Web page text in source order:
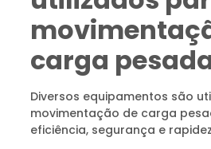
carga
Diversos equipamentos são
movimentação de carga
eficiência, segurança e